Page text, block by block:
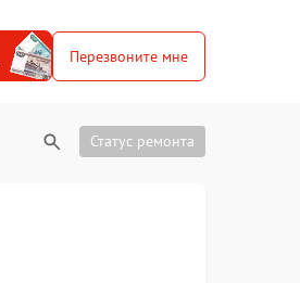
Перезвоните мне
Статус ремонта